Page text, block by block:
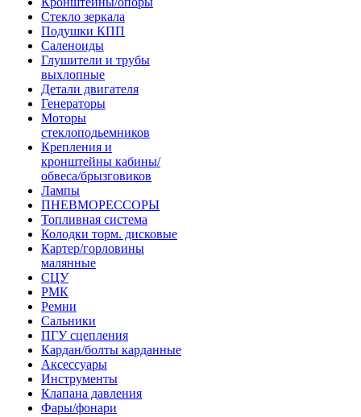
Стекло зеркала
Подушки КПП
Саленоиды
Глушители и трубы
выхлопные
Детали двигателя
Генераторы
Моторы
стеклоподьемников
Крепления и
кронштейны кабины/
обвеса/брызговиков
Лампы
ПНЕВМОРЕССОРЫ
Топливная система
Колодки торм. дисковые
Картер/горловины
малянные
СЦУ
РМК
Ремни
Сальники
ПГУ сцепления
Кардан/болты карданные
Аксессуары
Инструменты
Клапана давления
Фары/фонари